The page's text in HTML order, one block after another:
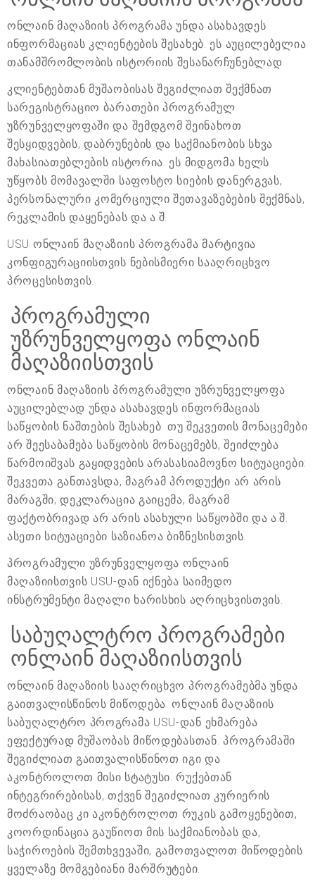
ონლაინ მაღაზიის პროგრამა უნდა ასახავდეს
ინფორმაციას კლიენტების შესახებ. ეს აუცილებელია
თანამშრომლობის ისტორიის შესანარჩუნებლად.
კლიენტებთან მუშაობისას შეგიძლიათ შექმნათ
სარეგისტრაციო ბარათები პროგრამულ
უზრუნველყოფაში და შემდგომ შეინახოთ
შესყიდვების, დაბრუნების და საქმიანობის სხვა
მახასიათებლების ისტორია. ეს მიდგომა ხელს
უწყობს მომავალში საფოსტო სიების დანერგვას,
პერსონალური კომერციული შეთავაზებების შექმნას,
რეკლამის დაყენებას და ა.შ.
USU ონლაინ მაღაზიის პროგრამა მარტივია
კონფიგურაციისთვის ნებისმიერი სააღრიცხვო
პროცესისთვის.
პროგრამული
უზრუნველყოფა ონლაინ
მაღაზიისთვის
ონლაინ მაღაზიის პროგრამული უზრუნველყოფა
აუცილებლად უნდა ასახავდეს ინფორმაციას
საწყობის ნაშთების შესახებ. თუ შეკვეთის მონაცემები
არ შეესაბამება საწყობის მონაცემებს, შეიძლება
წარმოიშვას გაყიდვების არასასიამოვნო სიტუაციები:
შეკვეთა განთავსდა, მაგრამ პროდუქტი არ არის
მარაგში; დეკლარაცია გაიცემა, მაგრამ
ფაქტობრივად არ არის ასახული საწყობში და ა.შ.
ასეთი სიტუაციები საზიანოა ბიზნესისთვის.
პროგრამული უზრუნველყოფა ონლაინ
მაღაზიისთვის USU-დან იქნება საიმედო
ინსტრუმენტი მაღალი ხარისხის აღრიცხვისთვის.
საბუღალტრო პროგრამები
ონლაინ მაღაზიისთვის
ონლაინ მაღაზიის სააღრიცხვო პროგრამებმა უნდა
გაითვალისწინოს მიწოდება. ონლაინ მაღაზიის
საბუღალტრო პროგრამა USU-დან ეხმარება
ეფექტურად მუშაობას მიწოდებასთან. პროგრამაში
შეგიძლიათ გაითვალისწინოთ იგი და
აკონტროლოთ მისი სტატუსი. რუქებთან
ინტეგრირებისას, თქვენ შეგიძლიათ კურიერის
მოძრაობაც კი აკონტროლოთ რუკის გამოყენებით,
კოორდინაცია გაუწიოთ მის საქმიანობას და,
საჭიროების შემთხვევაში, გამოთვალოთ მიწოდების
ყველაზე მომგებიანი მარშრუტები.